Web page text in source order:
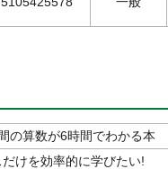
の算数が6時間でわかる本
けを効率的に学びたい!